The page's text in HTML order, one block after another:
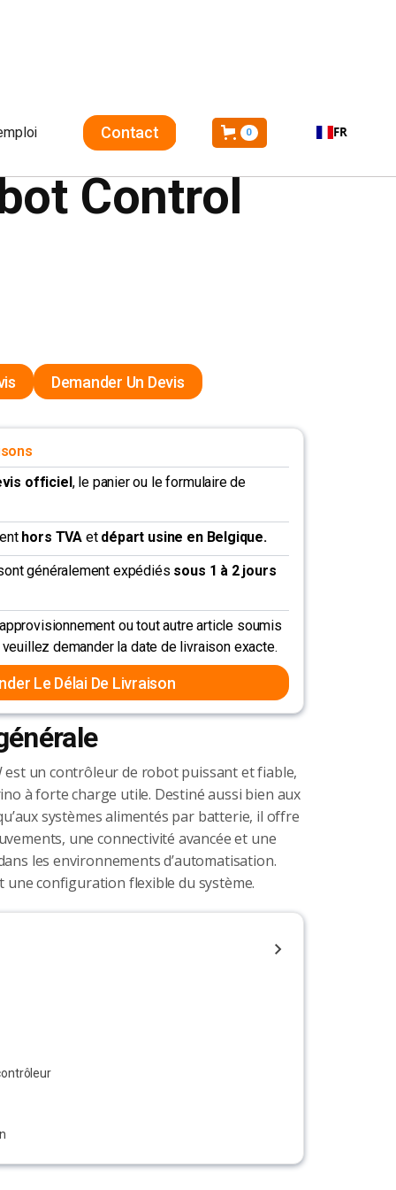
Contact 0 FR
Control
Demander Un Devis
officiel, le panier ou le formulaire de
hors TVA et départ usine en Belgique.
généralement expédiés sous 1 à 2 jours
ou tout autre article soumis
demander la date de livraison exacte.
Le Délai De Livraison
est un contrôleur de robot puissant et fiable,
à forte charge utile. Destiné aussi bien aux
systèmes alimentés par batterie, il offre
une connectivité avancée et une
les environnements d’automatisation.
une configuration flexible du système.